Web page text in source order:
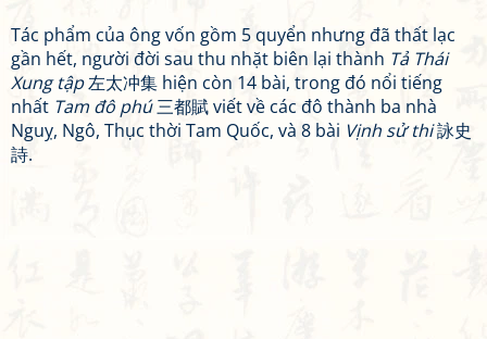
Tác phẩm của ông vốn gồm 5 quyển nhưng đã thất lạc
gần hết, người đời sau thu nhặt biên lại thành Tả Thái
Xung tập左太冲集 hiện còn 14 bài, trong đó nổi tiếng
nhất Tam đô phú三都賦 viết về các đô thành ba nhà
Nguỵ, Ngô, Thục thời Tam Quốc, và 8 bài Vịnh sử thi詠史
詩.